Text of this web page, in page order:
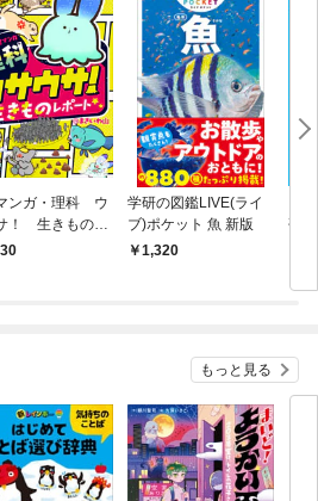
ンガ・理科 ウ
！ 生きものレ
学研の図鑑LIVE(ライ
ブ)ポケット 魚 新版
1,320
研
もっと見る